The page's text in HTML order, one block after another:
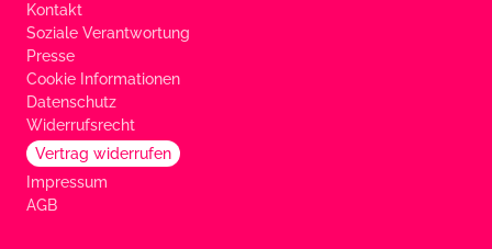
Kontakt
Soziale Verantwortung
Presse
Cookie Informationen
Datenschutz
Widerrufsrecht
Vertrag widerrufen
Impressum
AGB